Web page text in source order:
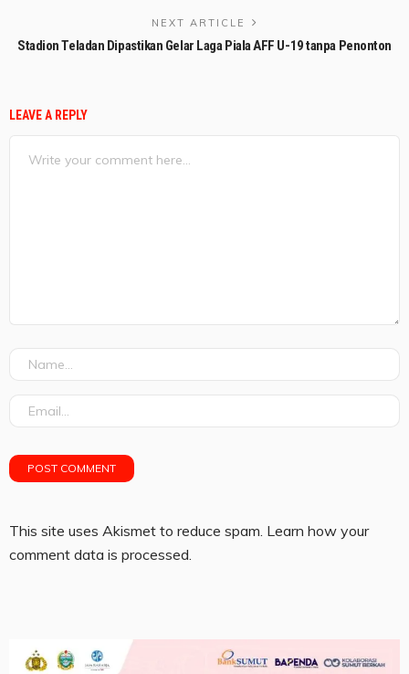
NEXT ARTICLE
Stadion Teladan Dipastikan Gelar Laga Piala AFF U-19 tanpa Penonton
LEAVE A REPLY
This site uses Akismet to reduce spam. Learn how your
comment data is processed.